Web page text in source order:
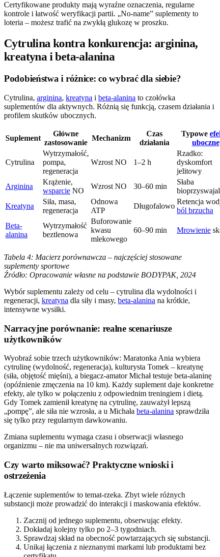
Certyfikowane produkty mają wyraźne oznaczenia, regularne
kontrole i łatwość weryfikacji partii. „No-name” suplementy to
loteria – możesz trafić na zwykłą glukozę w proszku.
Cytrulina kontra konkurencja: arginina,
kreatyna i beta-alanina
Podobieństwa i różnice: co wybrać dla siebie?
Cytrulina, arginina, kreatyna i beta-alanina to czołówka
suplementów dla aktywnych. Różnią się funkcją, czasem działania i
profilem skutków ubocznych.
Suplement
Główne
zastosowanie
Mechanizm
Czas
działania
Typowe
uboczne
Cytrulina
Wytrzymałość,
pompa,
regeneracja
Wzrost NO 1–2 h
Rzadko:
dyskomfort
jelitowy
Arginina
Krążenie,
wsparcie NO
Wzrost NO 30–60 min
Słaba
Kreatyna
Siła, masa,
regeneracja
Odnowa
ATP
Długofalowo
Retencja
ból brzucha
Beta-
alanina
Wytrzymałość
beztlenowa
Buforowanie
kwasu
mlekowego
60–90 min Mrowienie
Tabela 4: Macierz porównawcza – najczęściej stosowane
suplementy sportowe
Źródło: Opracowanie własne na podstawie BODYPAK, 2024
Wybór suplementu zależy od celu – cytrulina dla wydolności i
regeneracji, kreatyna dla siły i masy, beta-alanina na krótkie,
intensywne wysiłki.
Narracyjne porównanie: realne scenariusze
użytkowników
Wyobraź sobie trzech użytkowników: Maratonka Ania wybiera
cytrulinę (wydolność, regeneracja), kulturysta Tomek – kreatynę
(siła, objętość mięśni), a biegacz-amator Michał testuje beta-alaninę
(opóźnienie zmęczenia na 10 km). Każdy suplement daje konkretne
efekty, ale tylko w połączeniu z odpowiednim treningiem i dietą.
Gdy Tomek zamienił kreatynę na cytrulinę, zauważył lepszą
„pompę”, ale siła nie wzrosła, a u Michała beta-alanina sprawdziła
się tylko przy regularnym dawkowaniu.
Zmiana suplementu wymaga czasu i obserwacji własnego
organizmu – nie ma uniwersalnych rozwiązań.
Czy warto miksować? Praktyczne wnioski i
ostrzeżenia
Łączenie suplementów to temat-rzeka. Zbyt wiele różnych
substancji może prowadzić do interakcji i maskowania efektów.
Zacznij od jednego suplementu, obserwując efekty.
Dokładaj kolejny tylko po 2–3 tygodniach.
Sprawdzaj skład na obecność powtarzających się substancji.
Unikaj łączenia z nieznanymi markami lub produktami bez